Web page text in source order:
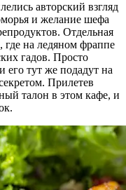
авторский взгляд
и желание шефа
Отдельная
где на ледяном фраппе
гадов. Просто
его тут же подадут на
Прилетев
талон в этом кафе, и